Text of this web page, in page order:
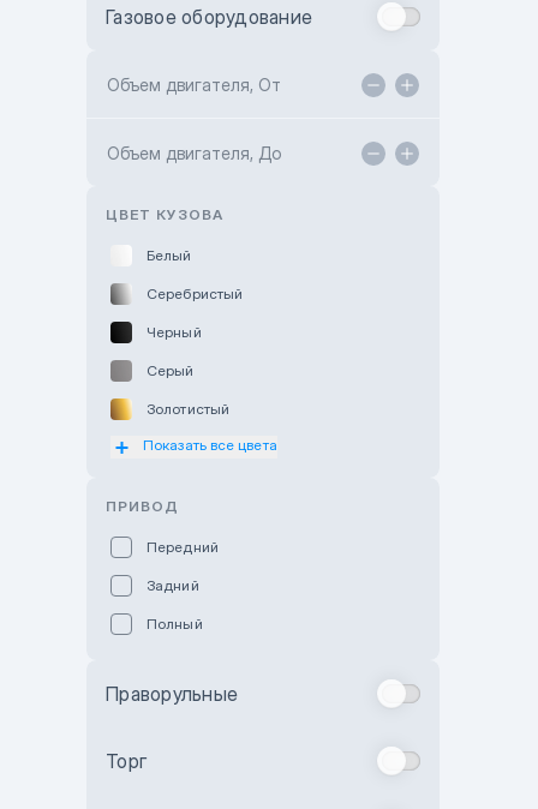
Toyota Kokshetau
Hyundai ShymCity
Газовое оборудование
Объем двигателя, От
Объем двигателя, До
ЦВЕТ КУЗОВА
Белый
Серебристый
Черный
Серый
Золотистый
Оранжевый
Показать все цвета
ПРИВОД
Передний
Задний
Полный
Праворульные
Торг